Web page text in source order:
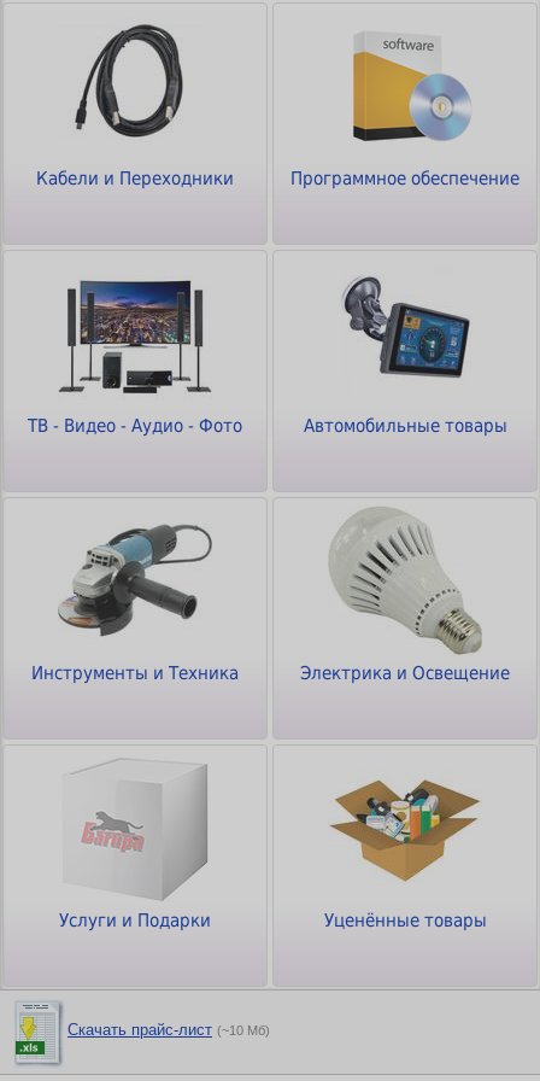
Кабели и Переходники Программное обеспечение
ТВ - Видео - Аудио - Фото Автомобильные товары
Инструменты и Техника Электрика и Освещение
Услуги и Подарки Уценённые товары
Скачать прайс-лист (~10 Мб)